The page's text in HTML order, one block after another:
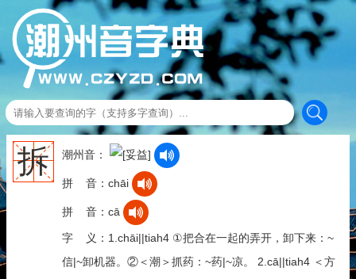
拆 潮州音：
拼 音：chāi
拼 音：cā
字 义：1.chāi||tiah4 ①把合在一起的弄开，卸下来：~
信|~卸机器。②＜潮＞抓药：~药|~凉。 2.cā||tiah4 ＜方